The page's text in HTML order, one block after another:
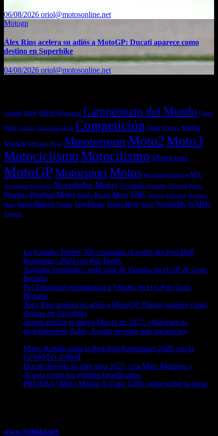
06/08/2026 oriol@motosonline.net
Motogp
Álex Rins acelera su adiós a MotoGP: Ducati aparece como
destino en Superbike
04/08/2026 oriol@motosonline.net
Acerbis BMW BMW Motorrad Campeonato del Mundo Casco
Moto Cascos Chaquetas Moto Competición Dakar Enduro Honda
Kawasaki Mercado Moto MmotorsportMoto2Moto3
MotociclismoMotocilismo Motocross
MotoGPMotorsportMotos Movilidad Eléctrica MX
Novedades Kawasaki Novedades Motos Novedades Scooters off-road Polini
Pruebas Pruebas Motos Raids Ropa Moto SBK Scooter Eléctrico Scooters
Shad superbikes Suzuki Test Motos Textil Moto Trial WorldSBK WSBK
Yamaha
La Yamaha Ténéré 700 conquista el podio del Red Bull
Romaniacs 2026 con Pol Tarrés
Augusto Fernández, wild card de Yamaha en el GP de Gran
Bretaña
Pol Espargaró reemplazará a Viñales en el GP de Gran
Bretaña
Álex Rins acelera su adiós a MotoGP: Ducati aparece como
destino en Superbike
Stoner analiza el nuevo Ducati de 2027: «Márquez es
increíblemente fiable, Acosta necesita más paciencia»
Mario Román gana la Red Bull Romaniacs 2026 con la
CFMOTO 450MT
Ducati desvela su plan para 2027, con Marc Márquez y
Acosta como los grandes beneficiados
PRUEBA | Moto Morini X-Cape 1200, golpe sobre la mesa
www.Soloski.net